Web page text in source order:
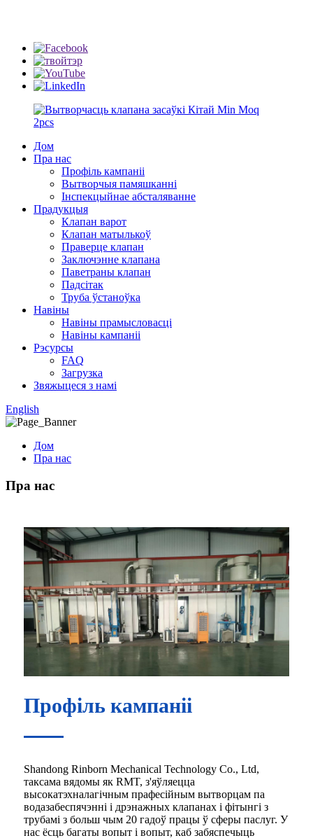
Дом
Пра нас
Профіль кампаніі
Вытворчыя памяшканні
Інспекцыйнае абсталяванне
Прадукцыя
Клапан варот
Клапан матылькоў
Праверце клапан
Заключэнне клапана
Паветраны клапан
Падсітак
Труба ўстаноўка
Навіны
Навіны прамысловасці
Навіны кампаніі
Рэсурсы
FAQ
Загрузка
Звяжыцеся з намі
English
Дом
Пра нас
Пра нас
Профіль кампаніі
Shandong Rinborn Mechanical Technology Co., Ltd,
таксама вядомы як RMT, з'яўляецца
высокатэхналагічным прафесійным вытворцам па
водазабеспячэнні і дрэнажных клапанах і фітынгі з
трубамі з больш чым 20 гадоў працы ў сферы паслуг. У
нас ёсць багаты вопыт і вопыт, каб забяспечыць